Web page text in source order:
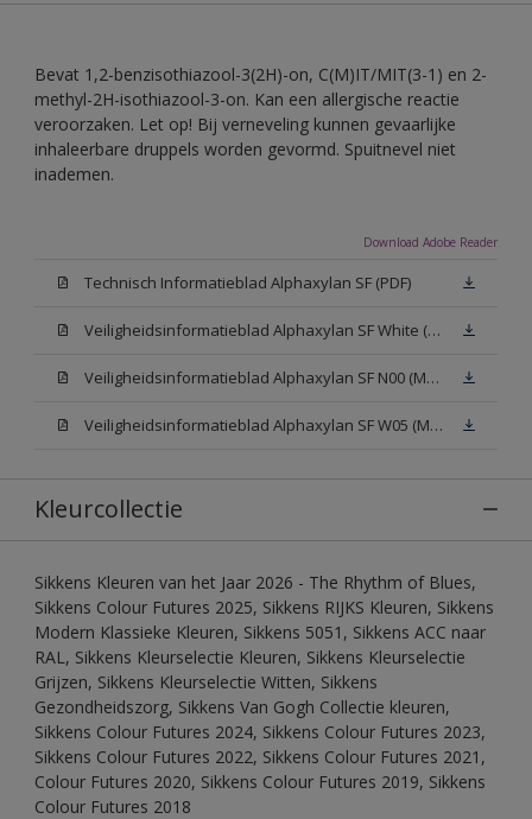
Bevat 1,2-benzisothiazool-3(2H)-on, C(M)IT/MIT(3-1) en 2-
methyl-2H-isothiazool-3-on. Kan een allergische reactie
veroorzaken. Let op! Bij verneveling kunnen gevaarlijke
inhaleerbare druppels worden gevormd. Spuitnevel niet
inademen.
Download Adobe Reader
Technisch Informatieblad Alphaxylan SF (PDF)
Veiligheidsinformatieblad Alphaxylan SF White (MSDS)
Veiligheidsinformatieblad Alphaxylan SF N00 (MSDS)
Veiligheidsinformatieblad Alphaxylan SF W05 (MSDS)
Kleurcollectie
Sikkens Kleuren van het Jaar 2026 - The Rhythm of Blues,
Sikkens Colour Futures 2025, Sikkens RIJKS Kleuren, Sikkens
Modern Klassieke Kleuren, Sikkens 5051, Sikkens ACC naar
RAL, Sikkens Kleurselectie Kleuren, Sikkens Kleurselectie
Grijzen, Sikkens Kleurselectie Witten, Sikkens
Gezondheidszorg, Sikkens Van Gogh Collectie kleuren,
Sikkens Colour Futures 2024, Sikkens Colour Futures 2023,
Sikkens Colour Futures 2022, Sikkens Colour Futures 2021,
Colour Futures 2020, Sikkens Colour Futures 2019, Sikkens
Colour Futures 2018